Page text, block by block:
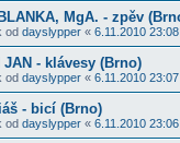
MgA. - zpěv
od dayslypper « 6.11.2010 23:08
JAN - klávesy (Brno)
od dayslypper « 6.11.2010 23:07
- bicí (Brno)
od dayslypper « 6.11.2010 23:06